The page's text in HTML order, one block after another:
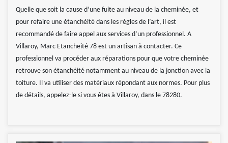
Quelle que soit la cause d’une fuite au niveau de la cheminée, et
pour refaire une étanchéité dans les règles de l’art, il est
recommandé de faire appel aux services d’un professionnel. A
Villaroy, Marc Etancheité 78 est un artisan à contacter. Ce
professionnel va procéder aux réparations pour que votre cheminée
retrouve son étanchéité notamment au niveau de la jonction avec la
toiture. Il va utiliser des matériaux répondant aux normes. Pour plus
de détails, appelez-le si vous êtes à Villaroy, dans le 78280.